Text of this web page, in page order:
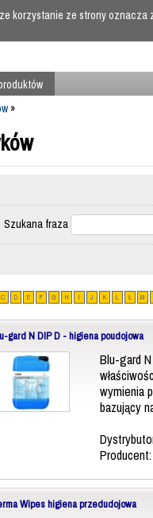
»
fraza
C D E F G H I J K L Ł M
gard N DIP D - higiena poudojowa
Blu-gard
wymienia
bazujący
Wipes higiena przedudojowa
korzystanie ze strony